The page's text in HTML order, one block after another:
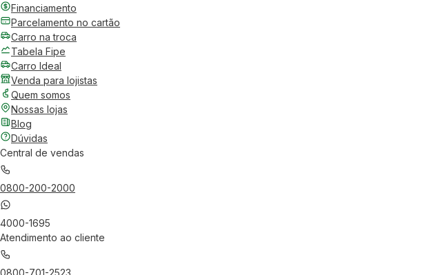
Financiamento
Parcelamento no cartão
Carro na troca
Tabela Fipe
Carro Ideal
Venda para lojistas
Quem somos
Nossas lojas
Blog
Dúvidas
Central de vendas
0800-200-2000
4000-1695
Atendimento ao cliente
0800-701-2523